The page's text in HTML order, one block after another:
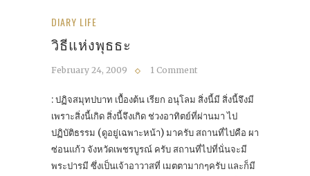
DIARY LIFE
วิธีแห่งพุธธะ
February 24, 2009 1 Comment
: ปฏิจสมุทปบาท เบื้องต้น เรียก อนุโลม สิ่งนี้มี สิ่งนี้จึงมี
เพราะสิ่งนี้เกิด สิ่งนี้จึงเกิด ช่วงอาทิตย์ที่ผ่านมา ไป
ปฏิบัติธรรม (ดูอยู่เฉพาะหน้า) มาครับ สถานที่ไปคือ ผา
ซ่อนแก้ว จังหวัดเพชรบูรณ์ ครับ สถานที่ไปที่นั่นจะมี
พระปารมี ซึ่งเป็นเจ้าอาวาสที่ เมตตามากๆครับ และก็มี